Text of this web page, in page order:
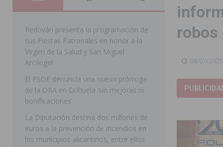
[ 06/08/2026 ] La Escuela Municipal de Música de
curso 2026-2027
MONTESINOS
[ 06/08/2026 ]
Convocado el XXVII Concurso de
[ 06/08/2026 ] Benejúzar vive el verano con una
BENEJUZAR
pedanías
ORIHUELA
robos
04/07/2025
Redován presenta la programación de
sus Fiestas Patronales en honor a la
Virgen de la Salud y San Miguel
Arcángel
El PSOE denuncia una nueva prórroga
de la ORA en Orihuela ‘sin mejoras ni
bonificaciones’
La Diputación destina dos millones de
euros a la prevención de incendios en
los municipios alicantinos, entre ellos